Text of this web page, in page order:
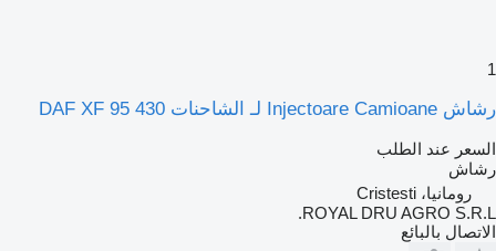
1
رشاش Injectoare Camioane لـ الشاحنات DAF XF 95 430
السعر عند الطلب
رشاش
رومانيا، Cristesti
ROYAL DRU AGRO S.R.L.
الاتصال بالبائع